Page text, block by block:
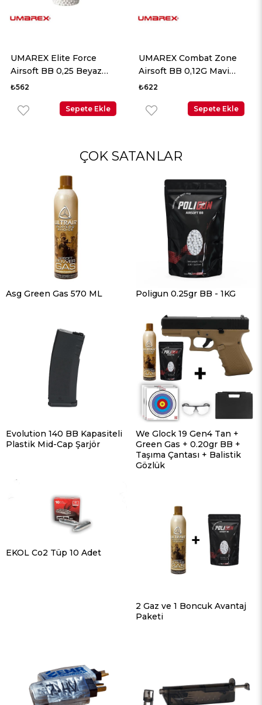
UMAREX Combat Zone
Airsoft BB 0,12G Mavi
5000 Adet
₺622
Sepete Ekle
UMAREX Combat Zone
Airsoft BB 0,12G Sarı 5000
Adet
₺622
Sepete Ekle
ÇOK SATANLAR
Asg Green Gas 570 ML Poligun 0.25gr BB - 1KG
Evolution 140 BB Kapasiteli
Plastik Mid-Cap Şarjör
We Glock 19 Gen4 Tan +
Green Gas + 0.20gr BB +
Taşıma Çantası + Balistik
Gözlük
EKOL Co2 Tüp 10 Adet
2 Gaz ve 1 Boncuk Avantaj
Paketi